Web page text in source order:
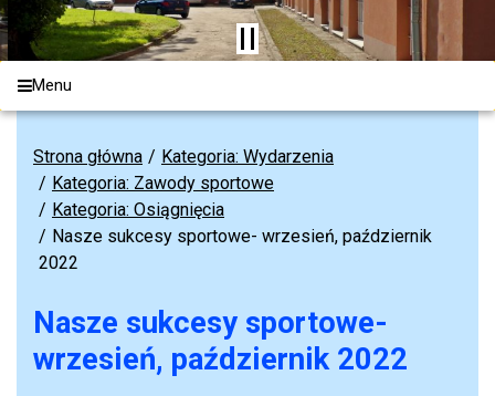
Menu
Strona główna
Kategoria: Wydarzenia
Kategoria: Zawody sportowe
Kategoria: Osiągnięcia
Nasze sukcesy sportowe- wrzesień, październik
2022
Nasze sukcesy sportowe-
wrzesień, październik 2022